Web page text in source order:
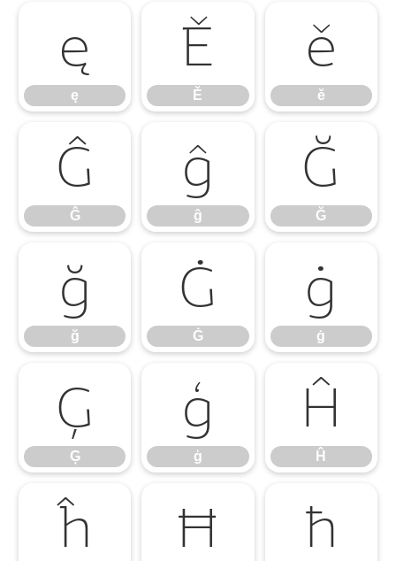
ę
ę
Ě
Ě
ě
ě
Ĝ
Ĝ
ĝ
ĝ
Ğ
Ğ
ğ
ğ
Ġ
Ġ
ġ
ġ
Ģ
Ģ
ģ
ģ
Ĥ
Ĥ
ĥ Ħ ħ